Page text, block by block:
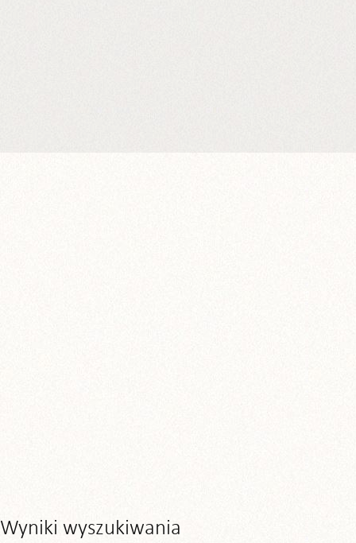
Wyniki wyszukiwania